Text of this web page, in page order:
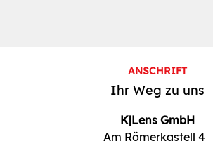
ANSCHRIFT
Ihr Weg zu uns
K|Lens GmbH
Am Römerkastell 4